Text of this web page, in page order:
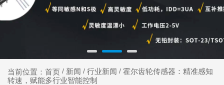
当前位置：首页 / 新闻 / 行业新闻 / 霍尔齿轮传感器：精准感知
转速，赋能多行业智能控制